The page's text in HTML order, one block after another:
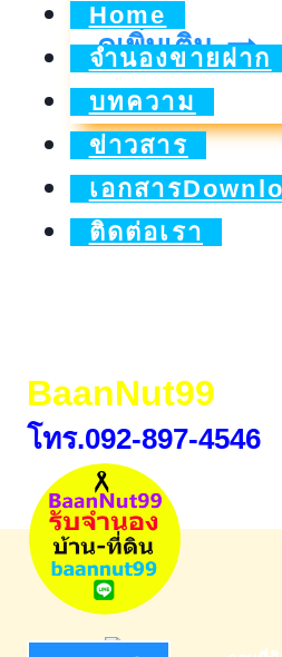
Home
จำนองขายฝาก
บทความ
ข่าวสาร
เอกสาร
ติดต่อเรา
BaanNut99
โทร.092-897-4546
ดูเพิ่มเติม..หวา
ดอ